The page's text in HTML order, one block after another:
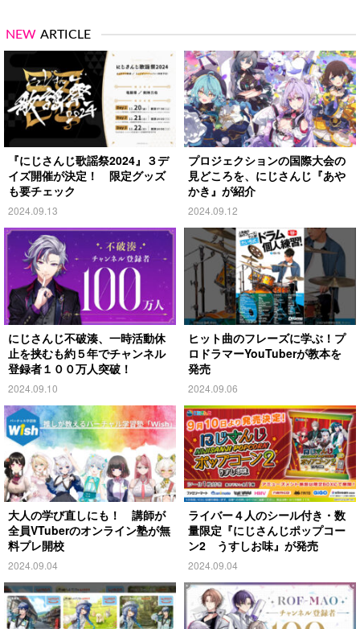
NEW ARTICLE
『にじさんじ歌謡祭2024』３デ
イズ開催が決定！ 限定グッズ
も要チェック
2024.09.13
プロジェクションの国際大会の
見どころを、にじさんじ『あや
かき』が紹介
2024.09.12
にじさんじ不破湊、一時活動休
止を挟むも約５年でチャンネル
登録者１００万人突破！
2024.09.10
ヒット曲のフレーズに学ぶ！プ
ロドラマーYouTuberが教本を
発売
2024.09.06
大人の学び直しにも！ 講師が
全員VTuberのオンライン塾が無
料プレ開校
2024.09.04
ライバー４人のシール付き・数
量限定『にじさんじポップコー
ン2 うすしお味』が発売
2024.09.04